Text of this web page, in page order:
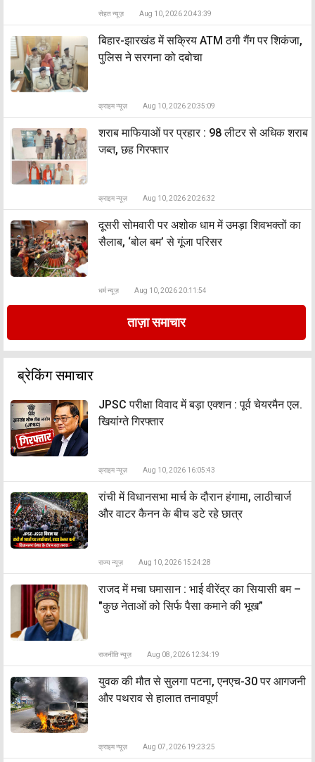
सेहत न्यूज़ Aug 10, 2026 20:43:39
बिहार-झारखंड में सक्रिय ATM ठगी गैंग पर शिकंजा,
पुलिस ने सरगना को दबोचा
क्राइम न्यूज़ Aug 10, 2026 20:35:09
शराब माफियाओं पर प्रहार : 98 लीटर से अधिक शराब
जब्त, छह गिरफ्तार
क्राइम न्यूज़ Aug 10, 2026 20:26:32
दूसरी सोमवारी पर अशोक धाम में उमड़ा शिवभक्तों का
सैलाब, ‘बोल बम’ से गूंजा परिसर
धर्म न्यूज़ Aug 10, 2026 20:11:54
ताज़ा समाचार
ब्रेकिंग समाचार
JPSC परीक्षा विवाद में बड़ा एक्शन : पूर्व चेयरमैन एल.
खियांग्ते गिरफ्तार
क्राइम न्यूज़ Aug 10, 2026 16:05:43
रांची में विधानसभा मार्च के दौरान हंगामा, लाठीचार्ज
और वाटर कैनन के बीच डटे रहे छात्र
राज्य न्यूज़ Aug 10, 2026 15:24:28
राजद में मचा घमासान : भाई वीरेंद्र का सियासी बम –
"कुछ नेताओं को सिर्फ पैसा कमाने की भूख”
राजनीति न्यूज़ Aug 08, 2026 12:34:19
युवक की मौत से सुलगा पटना, एनएच-30 पर आगजनी
और पथराव से हालात तनावपूर्ण
क्राइम न्यूज़ Aug 07, 2026 19:23:25